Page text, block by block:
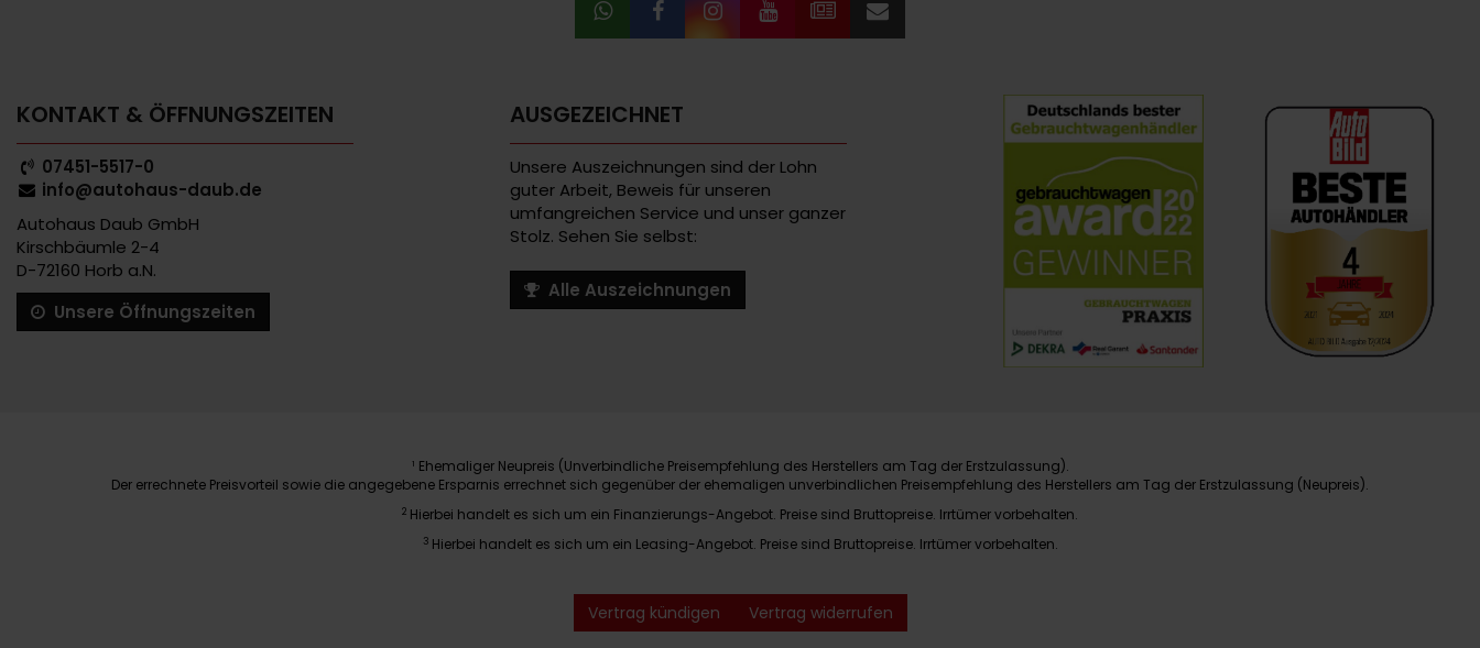
KONTAKT & ÖFFNUNGSZEITEN
07451-5517-0
info@autohaus-daub.de
Autohaus Daub GmbH
Kirschbäumle 2-4
D-72160 Horb a.N.
Unsere Öffnungszeiten
AUSGEZEICHNET
Unsere Auszeichnungen sind der Lohn
guter Arbeit, Beweis für unseren
umfangreichen Service und unser ganzer
Stolz. Sehen Sie selbst:
Alle Auszeichnungen
1 Ehemaliger Neupreis (Unverbindliche Preisempfehlung des Herstellers am Tag der Erstzulassung).
Der errechnete Preisvorteil sowie die angegebene Ersparnis errechnet sich gegenüber der ehemaligen unverbindlichen Preisempfehlung des Herstellers am Tag der Erstzulassung (Neupreis).
2 Hierbei handelt es sich um ein Finanzierungs-Angebot. Preise sind Bruttopreise. Irrtümer vorbehalten.
3 Hierbei handelt es sich um ein Leasing-Angebot. Preise sind Bruttopreise. Irrtümer vorbehalten.
Vertrag kündigen Vertrag widerrufen